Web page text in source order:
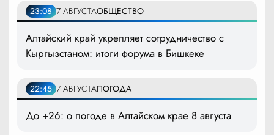
23:08 7 АВГУСТАОБЩЕСТВО
Алтайский край укрепляет сотрудничество с
Кыргызстаном: итоги форума в Бишкеке
22:45 7 АВГУСТАПОГОДА
До +26: о погоде в Алтайском крае 8 августа